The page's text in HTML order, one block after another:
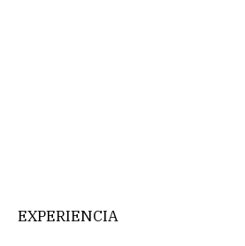
EXPERIENCIA